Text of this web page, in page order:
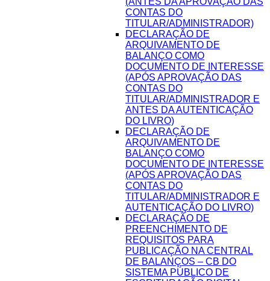
CONTAS DO
TITULAR/ADMINISTRADOR)
DECLARAÇÃO DE
ARQUIVAMENTO DE
BALANÇO COMO
DOCUMENTO DE INTERESSE
(APÓS APROVAÇÃO DAS
CONTAS DO
TITULAR/ADMINISTRADOR E
ANTES DA AUTENTICAÇÃO
DO LIVRO)
DECLARAÇÃO DE
ARQUIVAMENTO DE
BALANÇO COMO
DOCUMENTO DE INTERESSE
(APÓS APROVAÇÃO DAS
CONTAS DO
TITULAR/ADMINISTRADOR E
AUTENTICAÇÃO DO LIVRO)
DECLARAÇÃO DE
PREENCHIMENTO DE
REQUISITOS PARA
PUBLICAÇÃO NA CENTRAL
DE BALANÇOS – CB DO
SISTEMA PÚBLICO DE